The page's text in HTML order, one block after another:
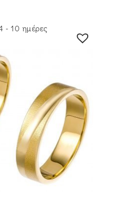
- 10 ημέρες